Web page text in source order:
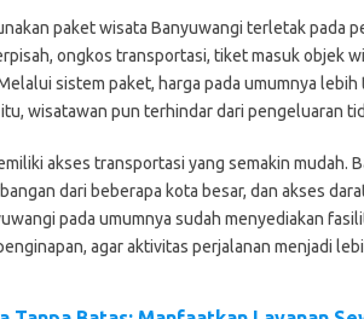
paket wisata Banyuwangi terletak pada
ongkos transportasi, tiket masuk objek
sistem paket, harga pada umumnya
wisatawan pun terhindar dari pengeluaran
akses transportasi yang semakin mudah.
dari beberapa kota besar, dan akses
pada umumnya sudah menyediakan
agar aktivitas perjalanan menjadi